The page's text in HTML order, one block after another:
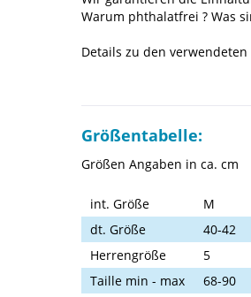
Warum phthalatfrei ? Was
Details zu den
Größentabelle:
Größen Angaben in ca. cm
int. Größe M
dt. Größe
40-42
Herrengröße
5
Taille min - max
68-90